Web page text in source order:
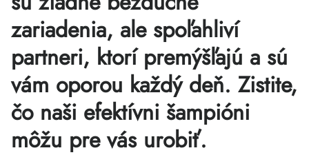
zariadenia, ale spoľahliví
partneri, ktorí premýšľajú a sú
vám oporou každý deň. Zistite,
čo naši efektívni šampióni
môžu pre vás urobiť.